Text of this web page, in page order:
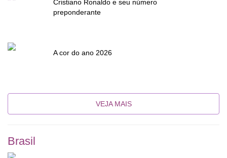
Cristiano Ronaldo e seu número
preponderante
A cor do ano 2026
VEJA MAIS
Brasil